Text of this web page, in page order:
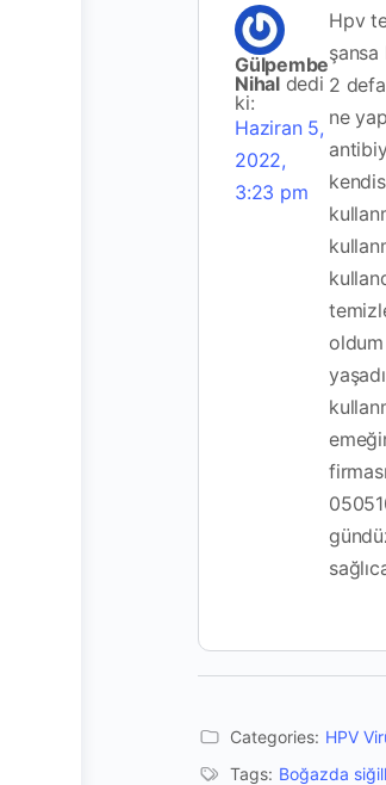
Gülpembe
Nihal dedi
ki:
Haziran 5,
2022,
3:23 pm
Hpv
2
ne
Categories: HPV
Tags: Boğazda